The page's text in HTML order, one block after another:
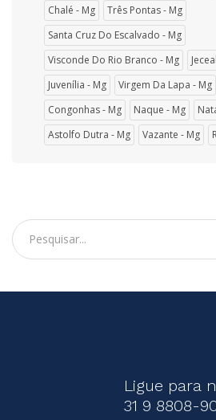
Chalé - Mg
Três Pontas - Mg
Santa Cruz Do Escalvado - Mg
Visconde Do Rio Branco - Mg
Juvenília - Mg
Virgem Da Lapa - Mg
Congonhas - Mg
Naque - Mg
Astolfo Dutra - Mg
Vazante - Mg
Ligue para
31 9 8808-